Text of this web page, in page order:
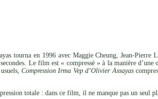
tourna en 1996 avec Maggie Cheung, Jean-Pierre
Le film est « compressé » à la manière d’une
Compression Irma Vep d’Olivier Assayas
totale : dans ce film, il ne manque pas un seul